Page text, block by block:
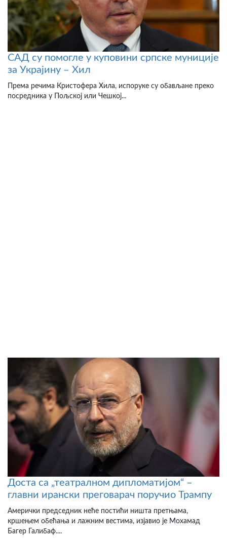
САД су помогле у куповини српске муниције
за Украјину – Хил
Према речима Кристофера Хила, испоруке су обављане преко
посредника у Пољској или Чешкој...
Доста са „театралном дипломатијом“ –
главни ирански преговарач поручио Трампу
Амерички председник неће постићи ништа претњама,
кршењем обећања и лажним вестима, изјавио је Мохамад
Багер Галибаф....